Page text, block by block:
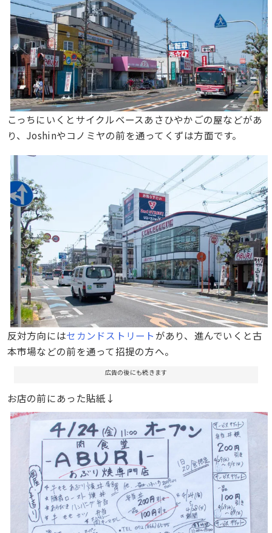
こっちにいくとサイクルベースあさひやかごの屋などがあ
り、Joshinやコノミヤの前を通ってくずは方面です。
反対方向にはセカンドストリート があり、進んでいくと古
本市場などの前を通って招提の方へ。
広告の後にも続きます
お店の前にあった貼紙↓